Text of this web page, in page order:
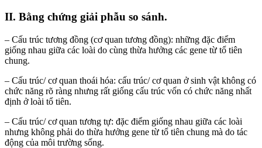
II. Bằng chứng giải phẫu so sánh.
– Cấu trúc tương đồng (cơ quan tương đồng): những đặc điểm
giống nhau giữa các loài do cùng thừa hưởng các gene từ tổ tiên
chung.
– Cấu trúc/ cơ quan thoái hóa: cấu trúc/ cơ quan ở sinh vật không có
chức năng rõ ràng nhưng rất giống cấu trúc vốn có chức năng nhất
định ở loài tổ tiên.
– Cấu trúc/ cơ quan tương tự: đặc điểm giống nhau giữa các loài
nhưng không phải do thừa hưởng gene từ tổ tiên chung mà do tác
động của môi trường sống.